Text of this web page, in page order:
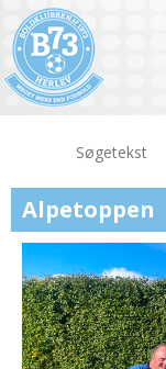
Alpetoppen